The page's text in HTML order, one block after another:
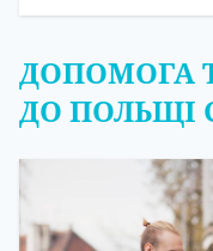
ДОПОМОГА
ДО ПОЛЬЩІ